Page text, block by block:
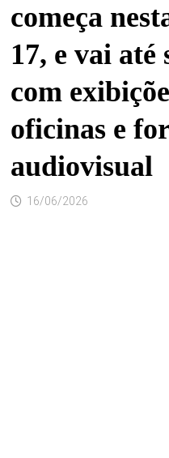
começa
17, e vai até
com
oficinas e
audiovisual
16/06/2026